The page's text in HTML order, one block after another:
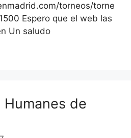
torneos/torne
Espero que el web las
Un saludo
Humanes de